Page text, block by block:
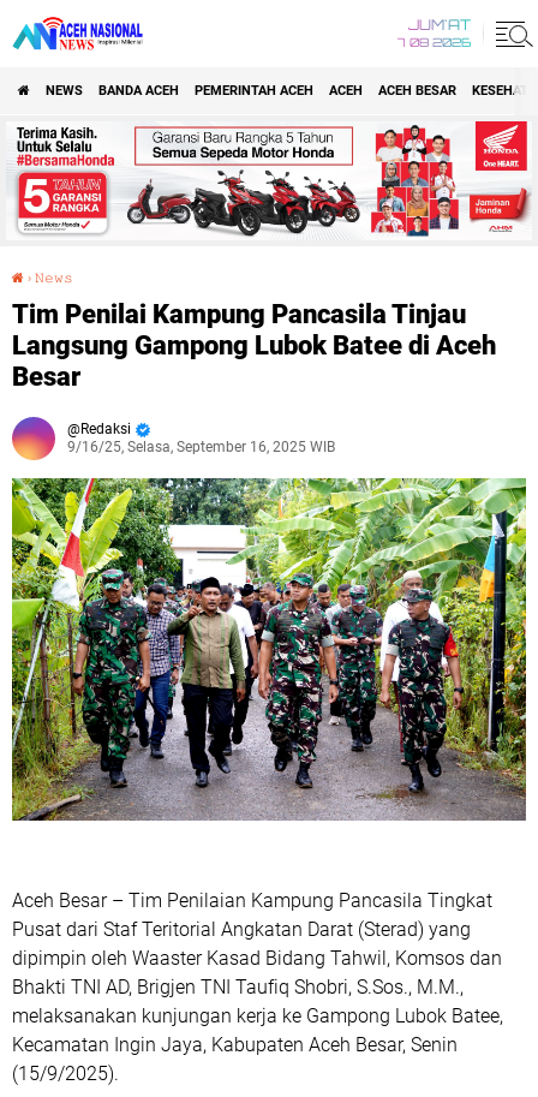
JUM'AT
7 08 2026
NEWS BANDA ACEH PEMERINTAH ACEH ACEH ACEH BESAR
› 𝙽𝚎𝚠𝚜
Tim Penilai Kampung Pancasila Tinjau
Langsung Gampong Lubok Batee di Aceh
Besar
Redaksi
9/16/25, Selasa, September 16, 2025 WIB
Aceh Besar – Tim Penilaian Kampung Pancasila Tingkat
Pusat dari Staf Teritorial Angkatan Darat (Sterad) yang
dipimpin oleh Waaster Kasad Bidang Tahwil, Komsos dan
Bhakti TNI AD, Brigjen TNI Taufiq Shobri, S.Sos., M.M.,
melaksanakan kunjungan kerja ke Gampong Lubok Batee,
Kecamatan Ingin Jaya, Kabupaten Aceh Besar, Senin
(15/9/2025).